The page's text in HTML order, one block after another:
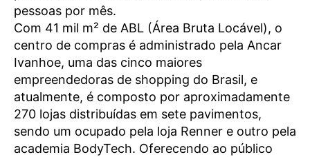
pessoas por mês.
Com 41 mil m² de ABL (Área Bruta Locável), o
centro de compras é administrado pela Ancar
Ivanhoe, uma das cinco maiores
empreendedoras de shopping do Brasil, e
atualmente, é composto por aproximadamente
270 lojas distribuídas em sete pavimentos,
sendo um ocupado pela loja Renner e outro pela
academia BodyTech. Oferecendo ao público